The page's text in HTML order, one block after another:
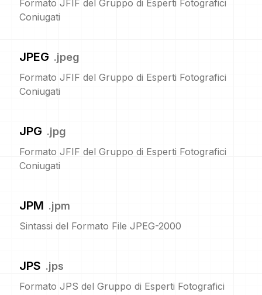
Formato JFIF del Gruppo di Esperti Fotografici
Coniugati
JPEG .jpeg
Formato JFIF del Gruppo di Esperti Fotografici
Coniugati
JPG .jpg
Formato JFIF del Gruppo di Esperti Fotografici
Coniugati
JPM .jpm
Sintassi del Formato File JPEG-2000
JPS .jps
Formato JPS del Gruppo di Esperti Fotografici